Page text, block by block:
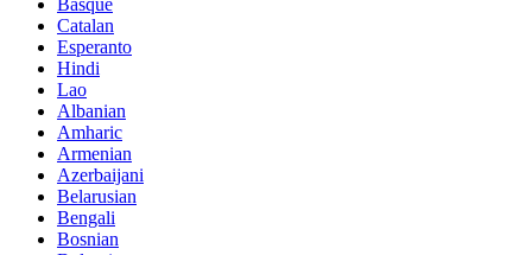
Basque
Catalan
Esperanto
Hindi
Lao
Albanian
Amharic
Armenian
Azerbaijani
Belarusian
Bengali
Bosnian